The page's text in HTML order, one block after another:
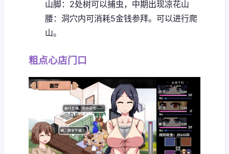
山脚：2处树可以捕虫，中期出现凉花山
腰：洞穴内可消耗5金钱参拜。可以进行爬
山。
粗点心店门口